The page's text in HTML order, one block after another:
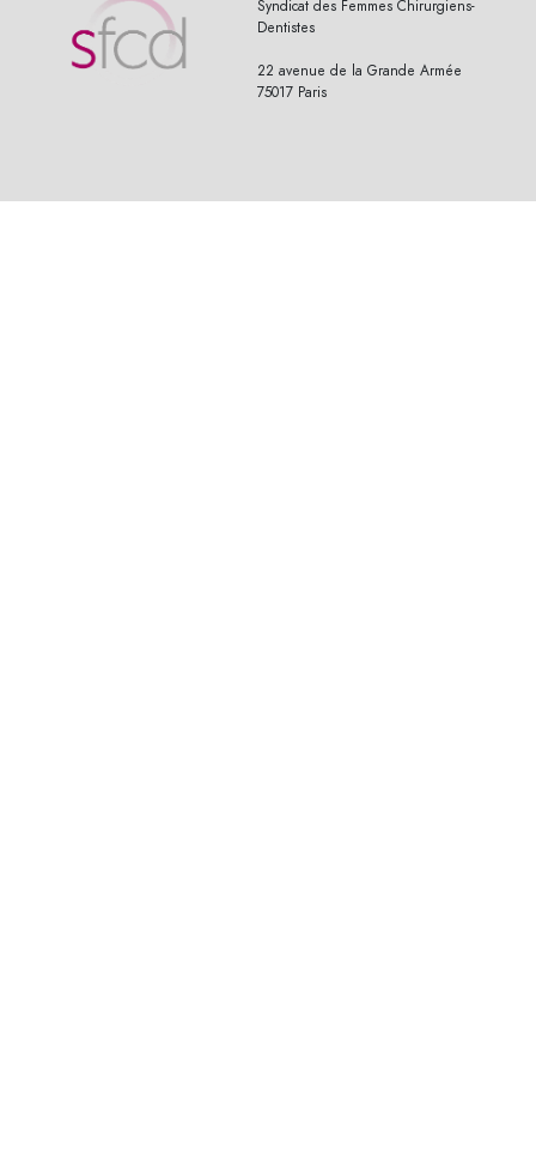
Syndicat des Femmes Chirurgiens-
Dentistes
22 avenue de la Grande Armée
75017 Paris